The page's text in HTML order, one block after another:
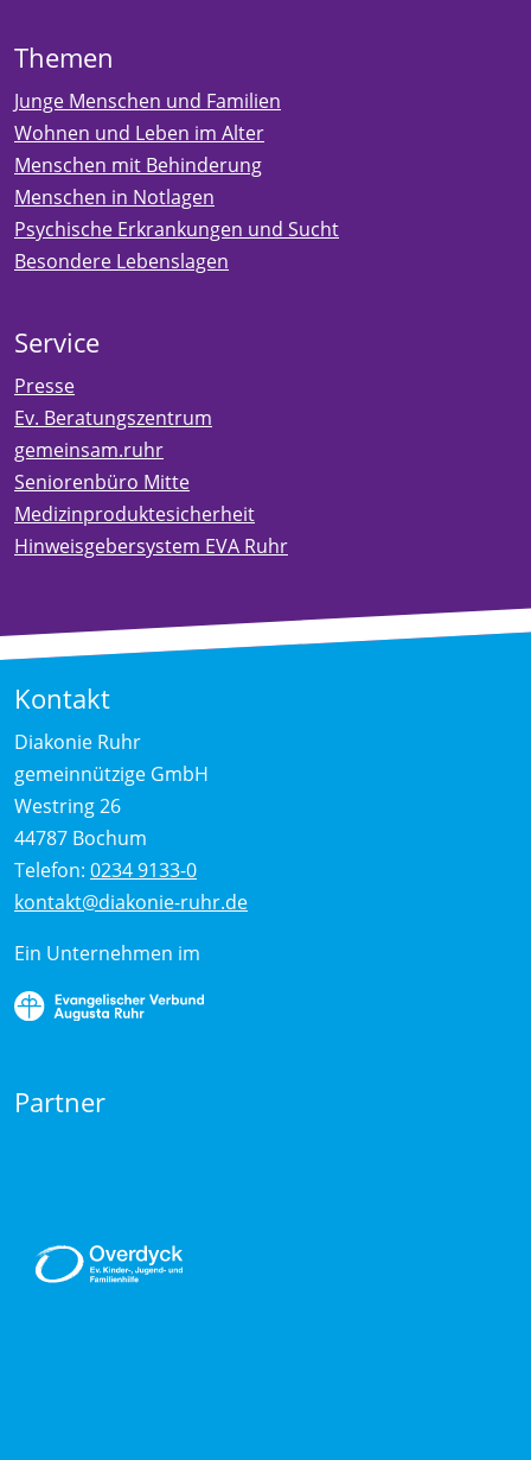
Themen
Junge Menschen und Familien
Wohnen und Leben im Alter
Menschen mit Behinderung
Menschen in Notlagen
Psychische Erkrankungen und Sucht
Besondere Lebenslagen
Service
Presse
Ev. Beratungszentrum
gemeinsam.ruhr
Seniorenbüro Mitte
Medizinproduktesicherheit
Hinweisgebersystem EVA Ruhr
Kontakt
Diakonie Ruhr
gemeinnützige GmbH
Westring 26
44787 Bochum
Telefon: 0234 9133-0
kontakt@diakonie-ruhr.de
Ein Unternehmen im
Partner